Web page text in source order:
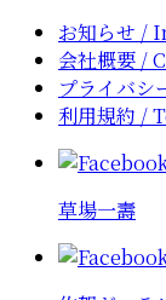
お知らせ /
会社概要 /
プライバシ
利用規約 /
草場一壽